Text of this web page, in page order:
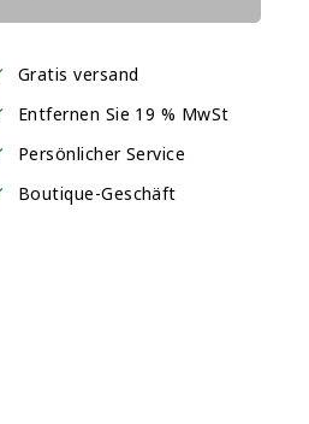
Gratis versand
Entfernen Sie 19 % MwSt
Persönlicher Service
Boutique-Geschäft